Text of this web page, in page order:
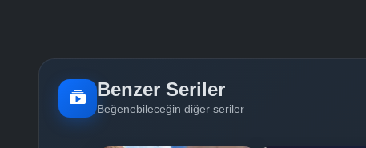
Benzer Seriler
Beğenebileceğin diğer seriler